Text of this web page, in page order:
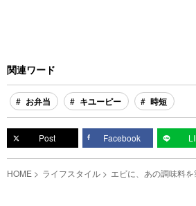
関連ワード
お弁当 キユーピー 時短
Post Facebook
HOME ライフスタイル エビに、あの調味料
フライ、試してみて！